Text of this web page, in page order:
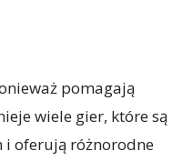
pomagają
wiele gier, które są
i oferują różnorodne